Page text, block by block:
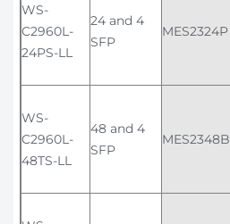
WS-
C2960L-
24PS-LL
24 and 4
SFP
MES2324P
WS-
C2960L-
48TS-LL
48 and 4
SFP
MES2348B